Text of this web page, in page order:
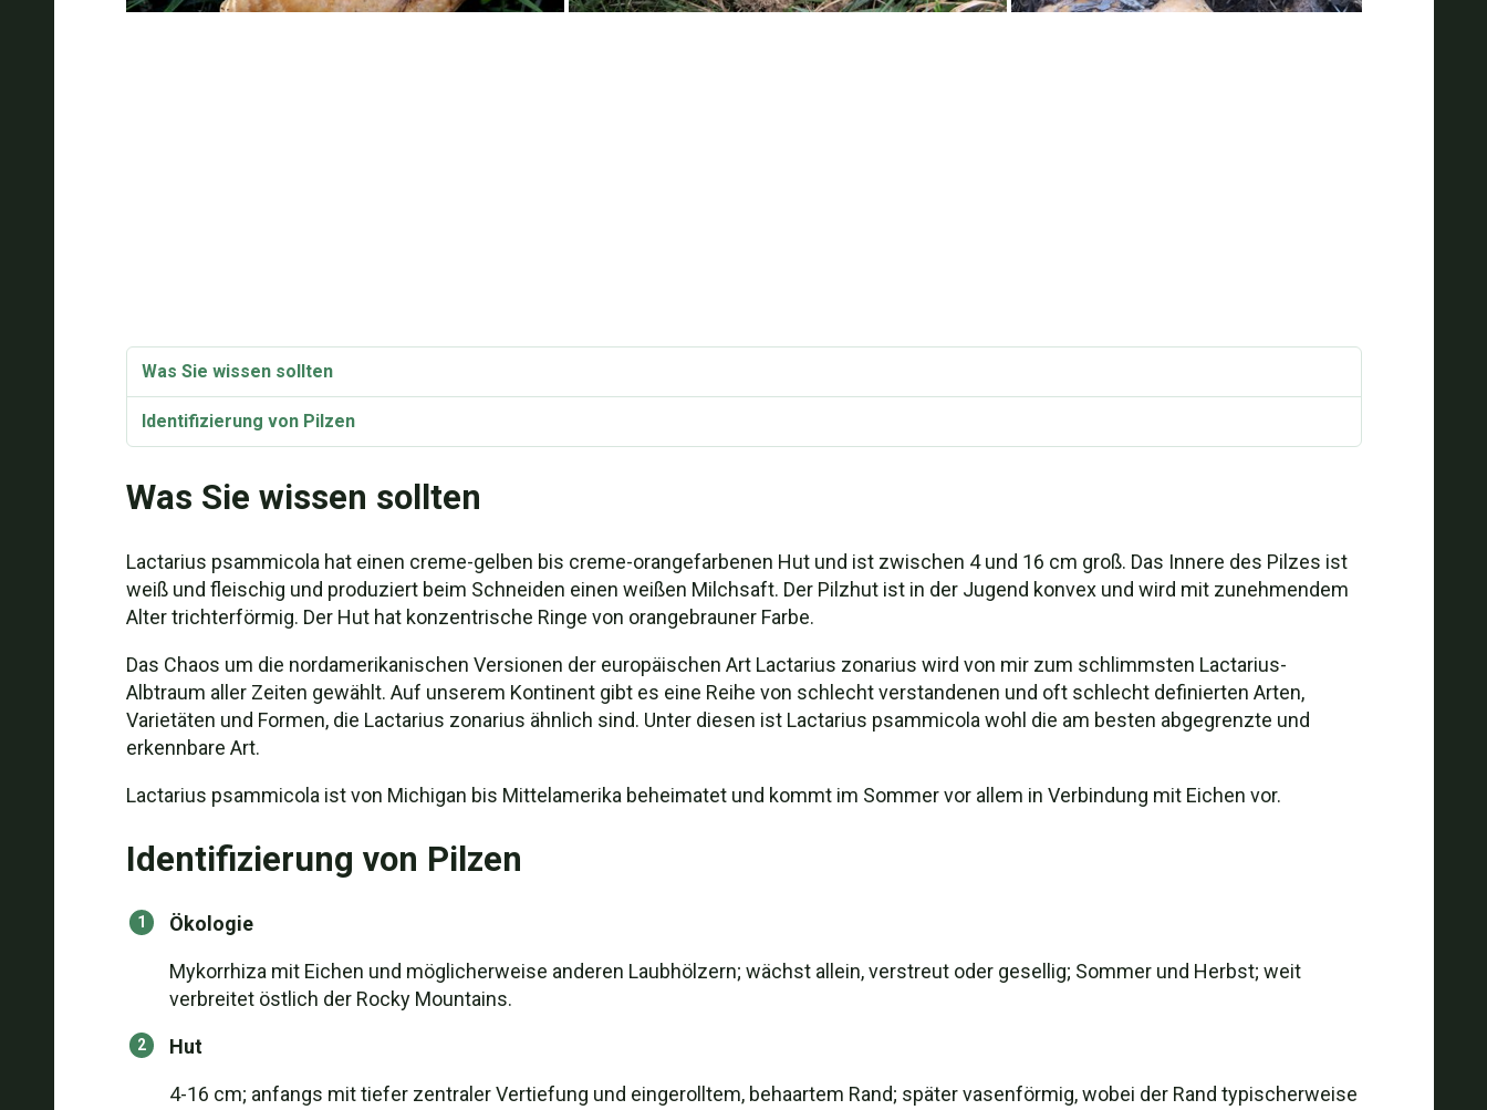
Was Sie wissen sollten
Identifizierung von Pilzen
Was Sie wissen sollten
Lactarius psammicola hat einen creme-gelben bis creme-orangefarbenen Hut und ist zwischen 4 und 16 cm groß. Das Innere des Pilzes ist
weiß und fleischig und produziert beim Schneiden einen weißen Milchsaft. Der Pilzhut ist in der Jugend konvex und wird mit zunehmendem
Alter trichterförmig. Der Hut hat konzentrische Ringe von orangebrauner Farbe.
Das Chaos um die nordamerikanischen Versionen der europäischen Art Lactarius zonarius wird von mir zum schlimmsten Lactarius-
Albtraum aller Zeiten gewählt. Auf unserem Kontinent gibt es eine Reihe von schlecht verstandenen und oft schlecht definierten Arten,
Varietäten und Formen, die Lactarius zonarius ähnlich sind. Unter diesen ist Lactarius psammicola wohl die am besten abgegrenzte und
erkennbare Art.
Lactarius psammicola ist von Michigan bis Mittelamerika beheimatet und kommt im Sommer vor allem in Verbindung mit Eichen vor.
Identifizierung von Pilzen
Ökologie
Mykorrhiza mit Eichen und möglicherweise anderen Laubhölzern; wächst allein, verstreut oder gesellig; Sommer und Herbst; weit
verbreitet östlich der Rocky Mountains.
Hut
4-16 cm; anfangs mit tiefer zentraler Vertiefung und eingerolltem, behaartem Rand; später vasenförmig, wobei der Rand typischerweise